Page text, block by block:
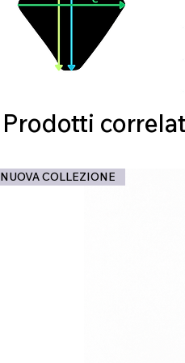
Prodotti
NUOVA COLLEZIONE